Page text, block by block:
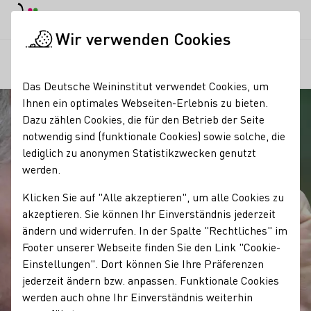
Wir verwenden Cookies
Das Deutsche Weininstitut verwendet Cookies, um
Ihnen ein optimales Webseiten-Erlebnis zu bieten.
Dazu zählen Cookies, die für den Betrieb der Seite
notwendig sind (funktionale Cookies) sowie solche, die
lediglich zu anonymen Statistikzwecken genutzt
werden.
Klicken Sie auf "Alle akzeptieren", um alle Cookies zu
akzeptieren. Sie können Ihr Einverständnis jederzeit
ändern und widerrufen. In der Spalte "Rechtliches" im
Footer unserer Webseite finden Sie den Link "Cookie-
Einstellungen". Dort können Sie Ihre Präferenzen
jederzeit ändern bzw. anpassen. Funktionale Cookies
werden auch ohne Ihr Einverständnis weiterhin